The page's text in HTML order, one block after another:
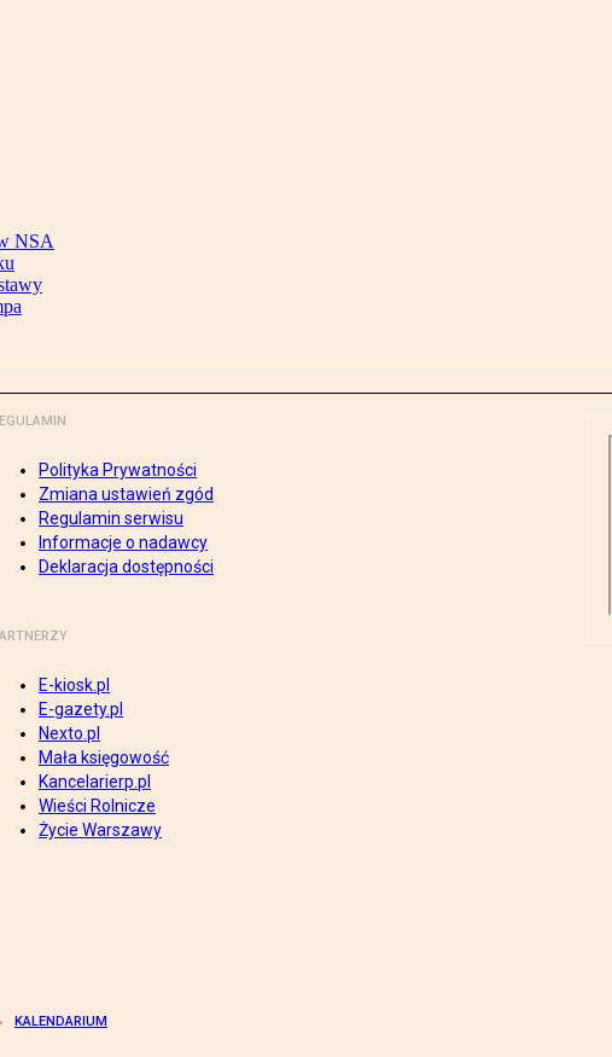
NSA
Polityka Prywatności
Zmiana ustawień zgód
Regulamin serwisu
Informacje o nadawcy
Deklaracja dostępności
E-kiosk.pl
E-gazety.pl
Nexto.pl
Mała księgowość
Kancelarierp.pl
Wieści Rolnicze
Życie Warszawy
KALENDARIUM